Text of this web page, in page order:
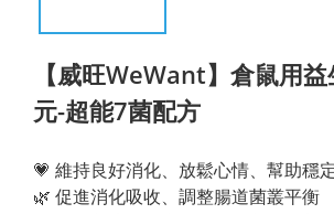
【威旺WeWant】倉鼠用
元-超能7菌配方
💗 維持良好消化、放鬆心情、幫助穩
🌿 促進消化吸收、調整腸道菌叢平衡